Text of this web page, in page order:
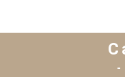
-